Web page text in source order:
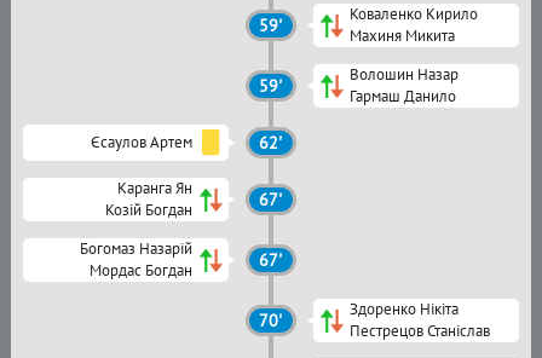
59'
Коваленко Кирило
Махиня Микита
59'
Волошин Назар
Гармаш Данило
Єсаулов Артем 62'
Каранга Ян
Козій Богдан
67'
Богомаз Назарій
Мордас Богдан
67'
70'
Здоренко Нікіта
Пестрецов Станіслав